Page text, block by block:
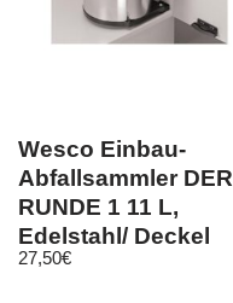
Wesco Einbau-
Abfallsammler DER
RUNDE 1 11 L,
Edelstahl/ Deckel
schwarz 600042
27,50€